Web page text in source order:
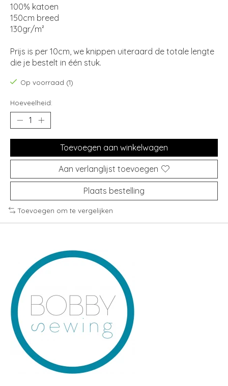
100% katoen
150cm breed
130gr/m²
Prijs is per 10cm, we knippen uiteraard de totale lengte
die je bestelt in één stuk.
Op voorraad (1)
Hoeveelheid:
Toevoegen aan winkelwagen
Aan verlanglijst toevoegen
Plaats bestelling
Toevoegen om te vergelijken